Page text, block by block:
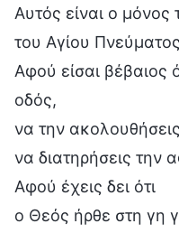
Αυτός είναι ο μόνος
του Αγίου
Αφού είσαι βέβαιος
οδός,
να την
να διατηρήσεις την
Αφού έχεις δει ότι
ο Θεός ήρθε στη γη